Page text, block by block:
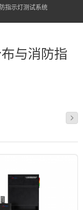
指示灯测试系统
与消防指